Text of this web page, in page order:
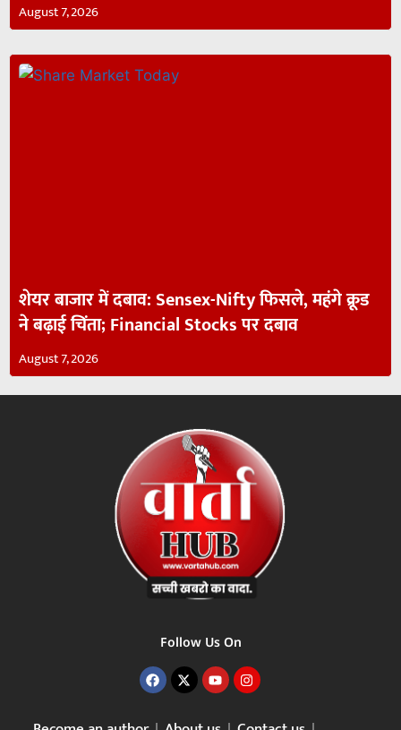
August 7, 2026
शेयर बाजार में दबाव: Sensex-Nifty फिसले, महंगे क्रूड
ने बढ़ाई चिंता; Financial Stocks पर दबाव
August 7, 2026
Follow Us On